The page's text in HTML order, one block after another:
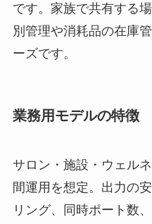
です。家族で共有する
別管理や消耗品の在庫
ーズです。
業務用モデルの特徴
サロン・施設・ウェル
間運用を想定。出力の
リング、同時ポート数